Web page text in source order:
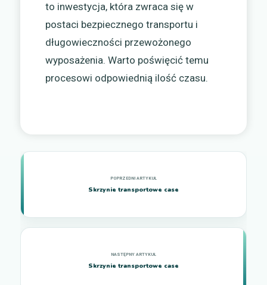
to inwestycja, która zwraca się w
postaci bezpiecznego transportu i
długowieczności przewożonego
wyposażenia. Warto poświęcić temu
procesowi odpowiednią ilość czasu.
Skrzynie transportowe case
Skrzynie transportowe case